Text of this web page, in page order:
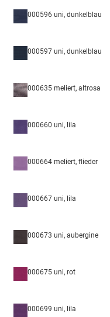
000596 uni, dunkelblau
000597 uni, dunkelblau
000635 meliert, altrosa
000660 uni, lila
000664 meliert, flieder
000667 uni, lila
000673 uni, aubergine
000675 uni, rot
000699 uni, lila